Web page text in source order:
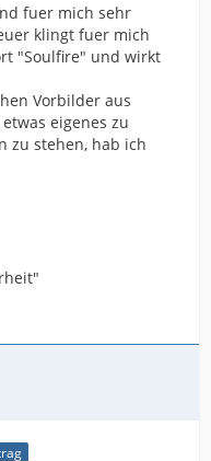
fuer mich sehr
klingt fuer mich
"Soulfire" und wirkt
Vorbilder aus
eigenes zu
zu stehen, hab ich